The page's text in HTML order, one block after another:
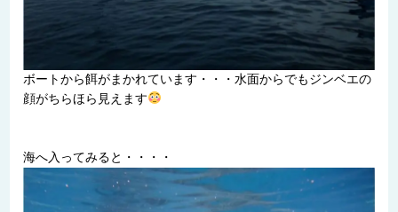
ボートから餌がまかれています・・・水面からでもジンベエの
顔がちらほら見えます
海へ入ってみると・・・・